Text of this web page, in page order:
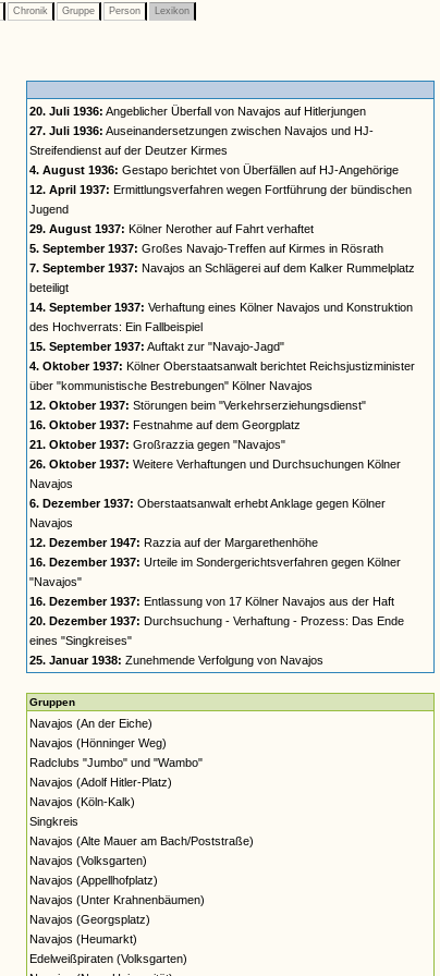
Chronik Gruppe Person Lexikon
20. Juli 1936: Angeblicher Überfall von Navajos auf Hitlerjungen
27. Juli 1936: Auseinandersetzungen zwischen Navajos und HJ-
Streifendienst auf der Deutzer Kirmes
4. August 1936: Gestapo berichtet von Überfällen auf HJ-Angehörige
12. April 1937: Ermittlungsverfahren wegen Fortführung der bündischen
Jugend
29. August 1937: Kölner Nerother auf Fahrt verhaftet
5. September 1937: Großes Navajo-Treffen auf Kirmes in Rösrath
7. September 1937: Navajos an Schlägerei auf dem Kalker Rummelplatz
beteiligt
14. September 1937: Verhaftung eines Kölner Navajos und Konstruktion
des Hochverrats: Ein Fallbeispiel
15. September 1937: Auftakt zur "Navajo-Jagd"
4. Oktober 1937: Kölner Oberstaatsanwalt berichtet Reichsjustizminister
über "kommunistische Bestrebungen" Kölner Navajos
12. Oktober 1937: Störungen beim "Verkehrserziehungsdienst"
16. Oktober 1937: Festnahme auf dem Georgplatz
21. Oktober 1937: Großrazzia gegen "Navajos"
26. Oktober 1937: Weitere Verhaftungen und Durchsuchungen Kölner
Navajos
6. Dezember 1937: Oberstaatsanwalt erhebt Anklage gegen Kölner
Navajos
12. Dezember 1947: Razzia auf der Margarethenhöhe
16. Dezember 1937: Urteile im Sondergerichtsverfahren gegen Kölner
"Navajos"
16. Dezember 1937: Entlassung von 17 Kölner Navajos aus der Haft
20. Dezember 1937: Durchsuchung - Verhaftung - Prozess: Das Ende
eines "Singkreises"
25. Januar 1938: Zunehmende Verfolgung von Navajos
Gruppen
Navajos (An der Eiche)
Navajos (Hönninger Weg)
Radclubs "Jumbo" und "Wambo"
Navajos (Adolf Hitler-Platz)
Navajos (Köln-Kalk)
Singkreis
Navajos (Alte Mauer am Bach/Poststraße)
Navajos (Volksgarten)
Navajos (Appellhofplatz)
Navajos (Unter Krahnenbäumen)
Navajos (Georgsplatz)
Navajos (Heumarkt)
Edelweißpiraten (Volksgarten)